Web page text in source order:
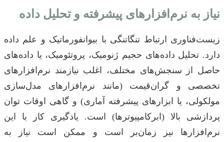
نیاز به نرم‌افزارهای پیشرفته و تحلیل داده
زیست‌فناوری ارتباط تنگاتنگی با بیوانفورماتیک و علم داده
دارد. تحلیل داده‌های حجیم ژنومیک، پروتئومیک، یا داده‌های
حاصل از سنجش‌های مختلف، اغلب نیازمند نرم‌افزارهای
تخصصی و گران‌قیمت (مانند نرم‌افزارهای مدل‌سازی
مولکولی، یا ابزارهای پیشرفته آماری) و گاهی اوقات توان
پردازشی بالا (ابرکامپیوترها) است. یادگیری کار با این
نرم‌افزارها نیز زمان‌بر است و ممکن است نیاز به